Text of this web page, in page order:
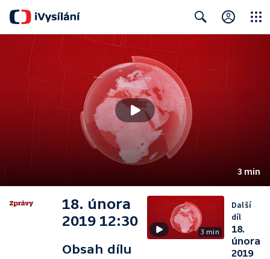
3 min
18. února
2019 12:30
Obsah dílu
3 min
Další
díl
18.
února
2019